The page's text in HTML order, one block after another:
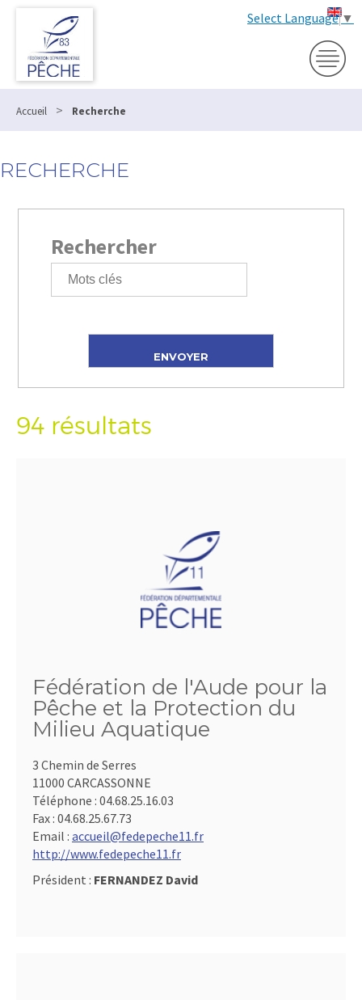
Select Language▼
Accueil > Recherche
RECHERCHE
Rechercher
94 résultats
Fédération de l'Aude pour la
Pêche et la Protection du
Milieu Aquatique
3 Chemin de Serres
11000 CARCASSONNE
Téléphone : 04.68.25.16.03
Fax : 04.68.25.67.73
Email : accueil@fedepeche11.fr
http://www.fedepeche11.fr
Président : FERNANDEZ David